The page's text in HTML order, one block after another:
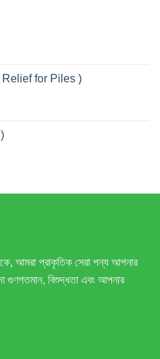
for Piles )
আমরা প্রাকৃতিক সেরা পন্য আপনার
গুণগতমান, বিশুদ্ধতা এবং আপনার